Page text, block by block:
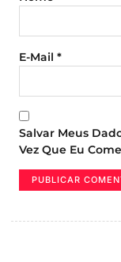
E-Mail *
Salvar Meus
Vez Que Eu